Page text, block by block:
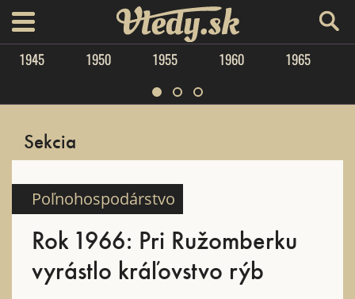
menu Vtedy.sk
1945 1950 1955 1960 1965
Sekcia
Poľnohospodárstvo
Rok 1966: Pri Ružomberku
vyrástlo kráľovstvo rýb